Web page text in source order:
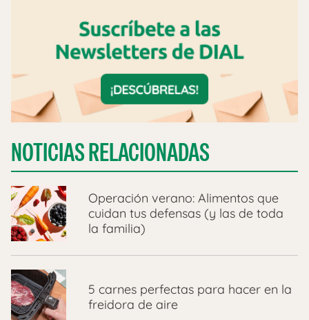
NOTICIAS RELACIONADAS
Operación verano: Alimentos que
cuidan tus defensas (y las de toda
la familia)
5 carnes perfectas para hacer en la
freidora de aire